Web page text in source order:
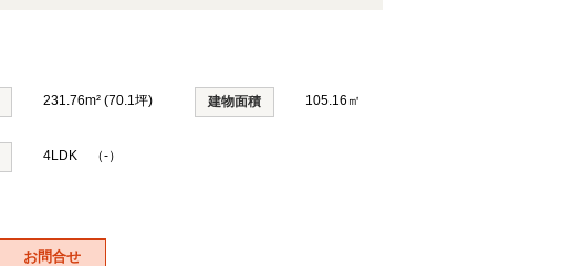
231.76m² (70.1坪) 建物面積 105.16㎡
4LDK （-）
お問合せ